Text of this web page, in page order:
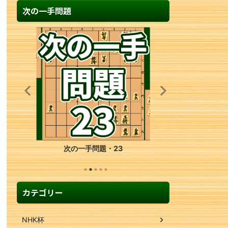
次の一手問題
次の一手問題・23
カテゴリー
NHK杯